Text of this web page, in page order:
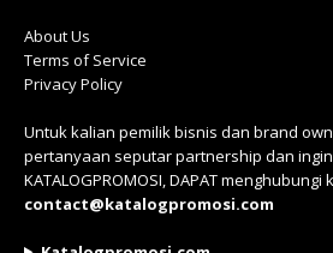
About Us
Terms of Service
Privacy Policy
Untuk kalian pemilik bisnis dan brand
pertanyaan seputar partnership dan
KATALOGPROMOSI, DAPAT menghubungi
contact@katalogpromosi.com